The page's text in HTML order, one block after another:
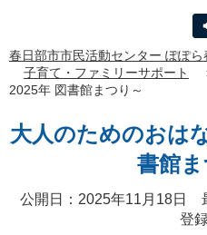
春日部市市民活動センター ぽぽら
子育て・ファミリーサポート
2025年 図書館まつり～
大人のためのおは
書館
公開日：2025年11月18日
登